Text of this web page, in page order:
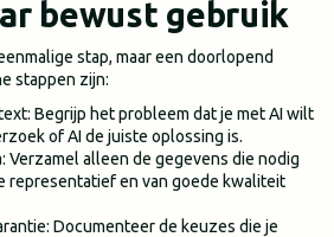
bewust gebruik
stap, maar een doorlopend
stappen zijn:
Begrijp het probleem dat je met AI wilt
of AI de juiste oplossing is.
Verzamel alleen de gegevens die nodig
representatief en van goede kwaliteit
Documenteer de keuzes die je